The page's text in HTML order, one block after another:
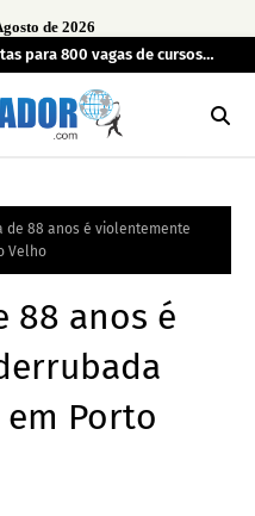
de 2026
para 800 vagas de cursos
de 88 anos é violentemente
Velho
88 anos é
Porto